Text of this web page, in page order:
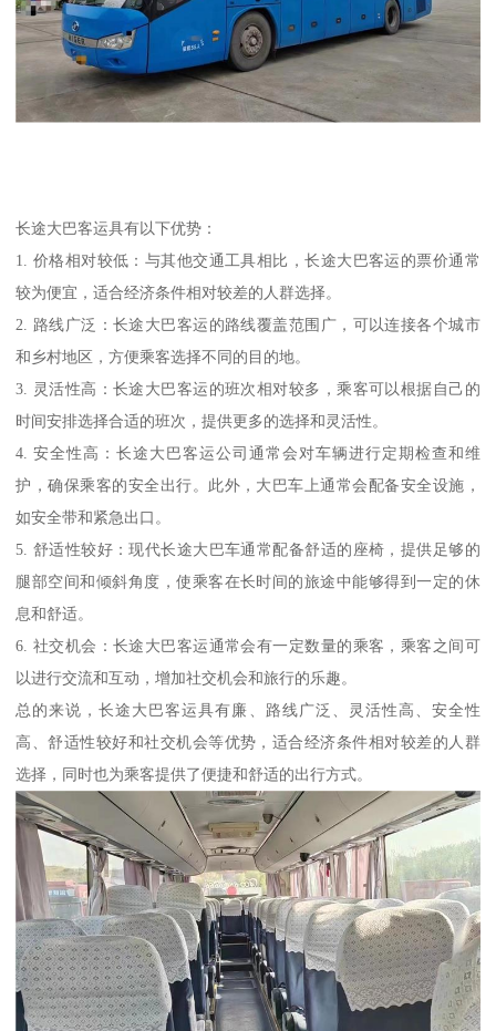
长途大巴客运具有以下优势：
1. 价格相对较低：与其他交通工具相比，长途大巴客运的票价通常
较为便宜，适合经济条件相对较差的人群选择。
2. 路线广泛：长途大巴客运的路线覆盖范围广，可以连接各个城市
和乡村地区，方便乘客选择不同的目的地。
3. 灵活性高：长途大巴客运的班次相对较多，乘客可以根据自己的
时间安排选择合适的班次，提供更多的选择和灵活性。
4. 安全性高：长途大巴客运公司通常会对车辆进行定期检查和维
护，确保乘客的安全出行。此外，大巴车上通常会配备安全设施，
如安全带和紧急出口。
5. 舒适性较好：现代长途大巴车通常配备舒适的座椅，提供足够的
腿部空间和倾斜角度，使乘客在长时间的旅途中能够得到一定的休
息和舒适。
6. 社交机会：长途大巴客运通常会有一定数量的乘客，乘客之间可
以进行交流和互动，增加社交机会和旅行的乐趣。
总的来说，长途大巴客运具有廉、路线广泛、灵活性高、安全性
高、舒适性较好和社交机会等优势，适合经济条件相对较差的人群
选择，同时也为乘客提供了便捷和舒适的出行方式。